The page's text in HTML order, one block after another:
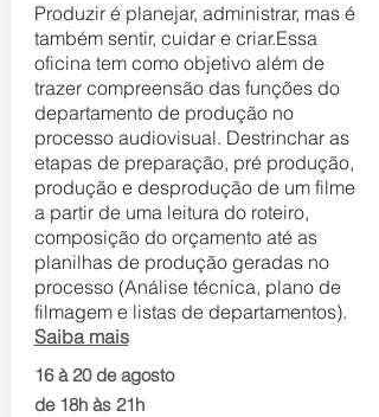
Produzir é planejar, administrar, mas é
também sentir, cuidar e criar.Essa
oficina tem como objetivo além de
trazer compreensão das funções do
departamento de produção no
processo audiovisual. Destrinchar as
etapas de preparação, pré produção,
produção e desprodução de um filme
a partir de uma leitura do roteiro,
composição do orçamento até as
planilhas de produção geradas no
processo (Análise técnica, plano de
filmagem e listas de departamentos).
Saiba mais
16 à 20 de agosto
de 18h às 21h